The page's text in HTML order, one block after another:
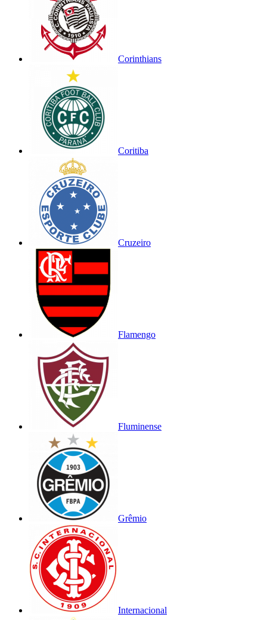
Corinthians
Coritiba
Cruzeiro
Flamengo
Fluminense
Grêmio
Internacional